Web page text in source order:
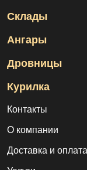
Склады
Ангары
Дровницы
Курилка
Контакты
О компании
Доставка и оплата